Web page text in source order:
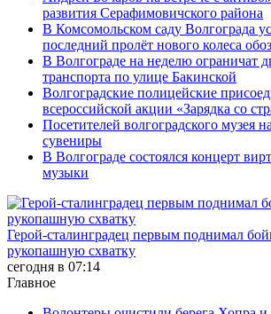
развития Серафимовичского района
В Комсомольском саду Волгограда
последний пролёт нового колеса
В Волгограде на неделю ограничат
транспорта по улице Бакинской
Волгоградские полицейские
всероссийской акции «Зарядка со
Посетителей волгоградского музея
сувениры
В Волгограде состоялся концерт
музыки
Герой-сталинградец первым поднимал
рукопашную схватку
сегодня в 07:14
Главное